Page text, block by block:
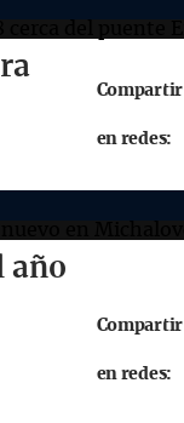
Compartir
en redes:
año
Compartir
en redes: